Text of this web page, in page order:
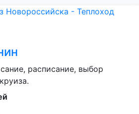
расписание, выбор